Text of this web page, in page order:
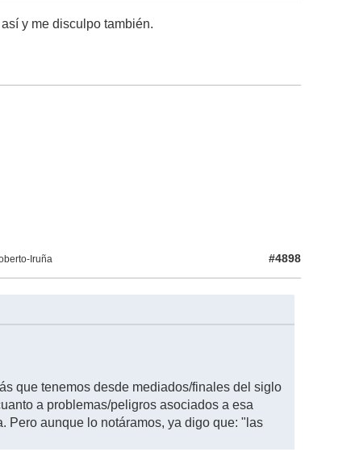
y me disculpo también.
Iruña #4898
que tenemos desde mediados/finales del siglo
a problemas/peligros asociados a esa
Pero aunque lo notáramos, ya digo que: "las